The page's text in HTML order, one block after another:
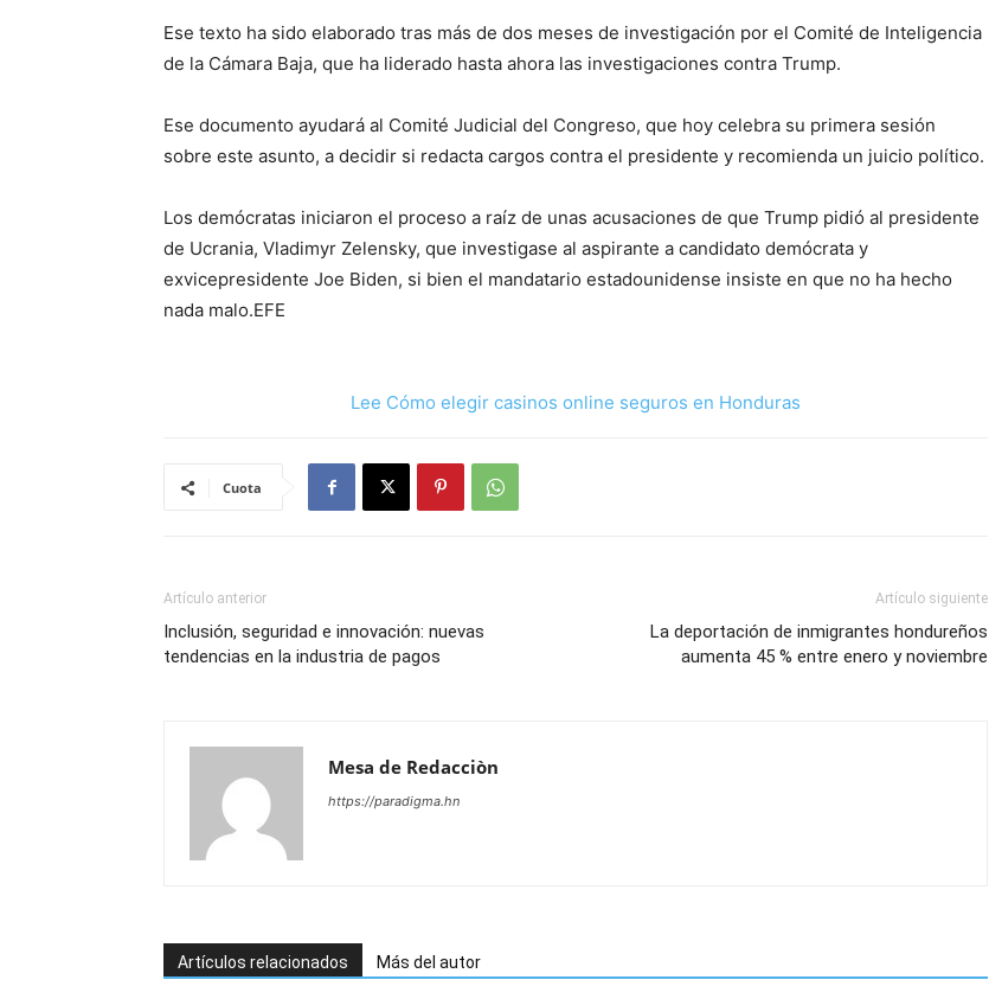
Ese texto ha sido elaborado tras más de dos meses de investigación por el Comité de Inteligencia
de la Cámara Baja, que ha liderado hasta ahora las investigaciones contra Trump.
Ese documento ayudará al Comité Judicial del Congreso, que hoy celebra su primera sesión
sobre este asunto, a decidir si redacta cargos contra el presidente y recomienda un juicio político.
Los demócratas iniciaron el proceso a raíz de unas acusaciones de que Trump pidió al presidente
de Ucrania, Vladimyr Zelensky, que investigase al aspirante a candidato demócrata y
exvicepresidente Joe Biden, si bien el mandatario estadounidense insiste en que no ha hecho
nada malo.EFE
Lee Cómo elegir casinos online seguros en Honduras
Cuota
Artículo anterior
Inclusión, seguridad e innovación: nuevas
tendencias en la industria de pagos
Artículo siguiente
La deportación de inmigrantes hondureños
aumenta 45 % entre enero y noviembre
Mesa de Redacciòn
https://paradigma.hn
Artículos relacionados Más del autor